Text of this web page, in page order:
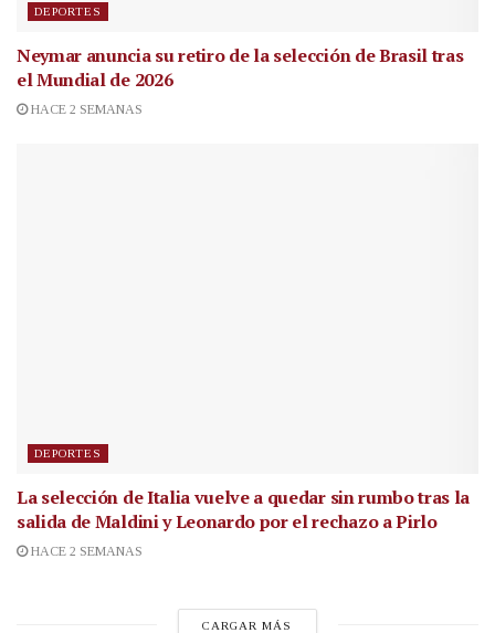
DEPORTES
Neymar anuncia su retiro de la selección de Brasil tras
el Mundial de 2026
HACE 2 SEMANAS
DEPORTES
La selección de Italia vuelve a quedar sin rumbo tras la
salida de Maldini y Leonardo por el rechazo a Pirlo
HACE 2 SEMANAS
CARGAR MÁS